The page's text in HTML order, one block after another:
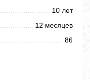
10 лет
12 месяцев
86